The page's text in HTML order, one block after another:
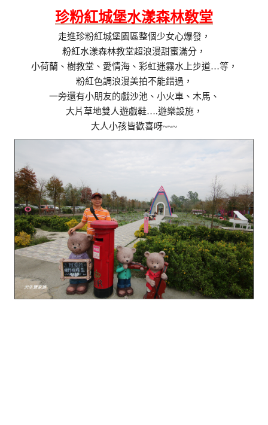
珍粉紅城堡水漾森林敎堂
走進珍粉紅城堡園區整個少女心爆發，
粉紅水漾森林教堂超浪漫甜蜜滿分，
小荷蘭、樹教堂、愛情海、彩虹迷霧水上步道…等，
粉紅色調浪漫美拍不能錯過，
一旁還有小朋友的戲沙池、小火車、木馬、
大片草地雙人遊戲鞋….遊樂設施，
大人小孩皆歡喜呀~~~